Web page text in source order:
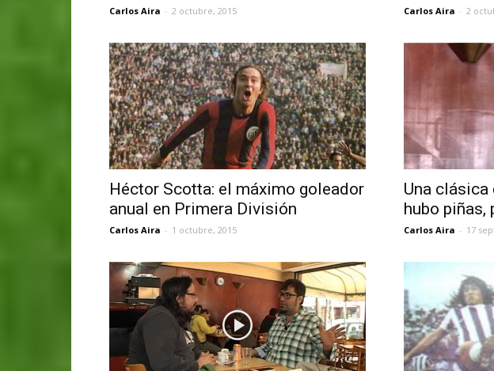
Carlos Aira - 2 octubre, 2015 Carlos Aira - 2
Héctor Scotta: el máximo goleador
anual en Primera División
Carlos Aira - 1 octubre, 2015
Una
hubo piñas,
Carlos Aira - 17